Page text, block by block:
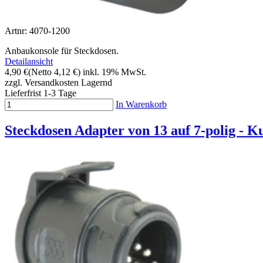
Artnr: 4070-1200
Anbaukonsole für Steckdosen.
Detailansicht
4,90 €(Netto 4,12 €) inkl. 19% MwSt.
zzgl. Versandkosten Lagernd
Lieferfrist 1-3 Tage
In Warenkorb
Steckdosen Adapter von 13 auf 7-polig -